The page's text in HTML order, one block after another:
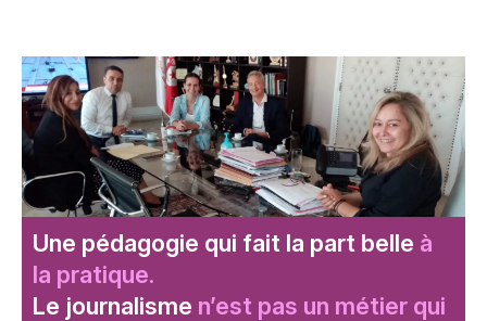
Image
Une pédagogie qui fait la part belle à
la pratique.
Le journalisme n’est pas un métier qui